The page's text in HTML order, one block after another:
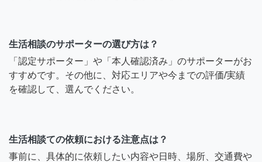
生活相談のサポーターの選び方は？
「認定サポーター」や「本人確認済み」のサポーターがお
すすめです。その他に、対応エリアや今までの評価/実績
を確認して、選んでください。
生活相談ての依頼における注意点は？
事前に、具体的に依頼したい内容や日時、場所、交通費や